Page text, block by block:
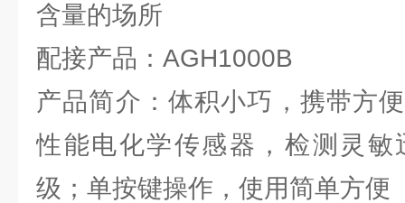
含量的场所
配接产品：AGH1000B
产品简介：体积小巧，携带方
性能电化学传感器，检测灵敏
级；单按键操作，使用简单方便